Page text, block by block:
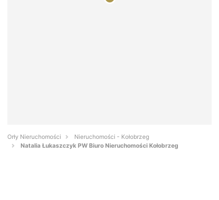
Orły Nieruchomości
Nieruchomości - Kołobrzeg
Natalia Łukaszczyk PW Biuro Nieruchomości Kołobrzeg